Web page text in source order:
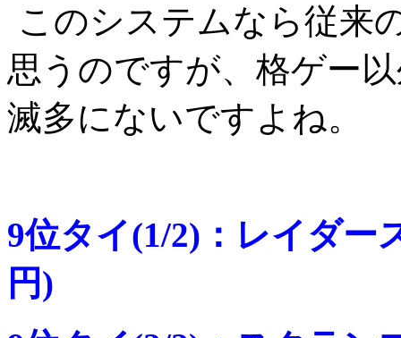
このシステムなら従来
思うのですが、格ゲー
滅多にないですよね。
9位タイ(1/2)：レイダ
円)